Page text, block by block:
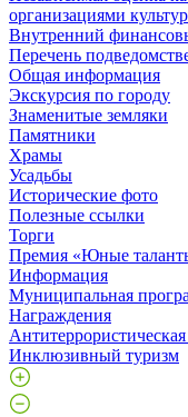
организациями
Внутренний
Перечень
Общая информация
Экскурсия по городу
Знаменитые земляки
Памятники
Храмы
Усадьбы
Исторические фото
Полезные ссылки
Торги
Премия «Юные
Информация
Муниципальная
Награждения
Антитеррористическая
Инклюзивный туризм